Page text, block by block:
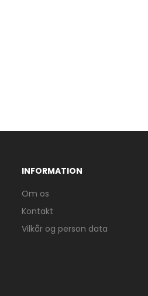
INFORMATION
Om os
Kontakt
Vilkår og person data